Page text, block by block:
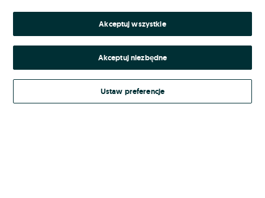
Nie pamiętasz hasła?
Zaloguj się
Kontynuując za pośrednictwem jednego z dostawców wskazanych powyżej,
Regulamin serwisuOLX.pl w jego aktualnym brzmieniu.
Akceptuj wszystkie
Akceptuj niezbędne
Ustaw preferencje